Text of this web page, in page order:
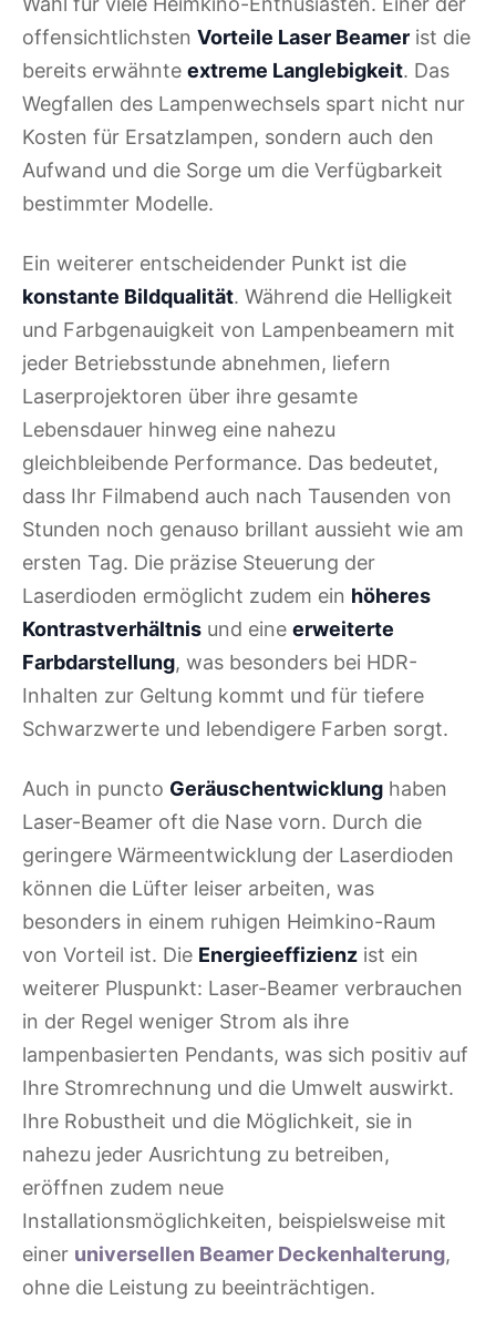
offensichtlichsten Vorteile Laser Beamer ist die
bereits erwähnte extreme Langlebigkeit. Das
Wegfallen des Lampenwechsels spart nicht nur
Kosten für Ersatzlampen, sondern auch den
Aufwand und die Sorge um die Verfügbarkeit
bestimmter Modelle.
Ein weiterer entscheidender Punkt ist die
konstante Bildqualität. Während die Helligkeit
und Farbgenauigkeit von Lampenbeamern mit
jeder Betriebsstunde abnehmen, liefern
Laserprojektoren über ihre gesamte
Lebensdauer hinweg eine nahezu
gleichbleibende Performance. Das bedeutet,
dass Ihr Filmabend auch nach Tausenden von
Stunden noch genauso brillant aussieht wie am
ersten Tag. Die präzise Steuerung der
Laserdioden ermöglicht zudem ein höheres
Kontrastverhältnis und eine erweiterte
Farbdarstellung, was besonders bei HDR-
Inhalten zur Geltung kommt und für tiefere
Schwarzwerte und lebendigere Farben sorgt.
Auch in puncto Geräuschentwicklung haben
Laser-Beamer oft die Nase vorn. Durch die
geringere Wärmeentwicklung der Laserdioden
können die Lüfter leiser arbeiten, was
besonders in einem ruhigen Heimkino-Raum
von Vorteil ist. Die Energieeffizienz ist ein
weiterer Pluspunkt: Laser-Beamer verbrauchen
in der Regel weniger Strom als ihre
lampenbasierten Pendants, was sich positiv auf
Ihre Stromrechnung und die Umwelt auswirkt.
Ihre Robustheit und die Möglichkeit, sie in
nahezu jeder Ausrichtung zu betreiben,
eröffnen zudem neue
Installationsmöglichkeiten, beispielsweise mit
einer universellen Beamer Deckenhalterung,
ohne die Leistung zu beeinträchtigen.